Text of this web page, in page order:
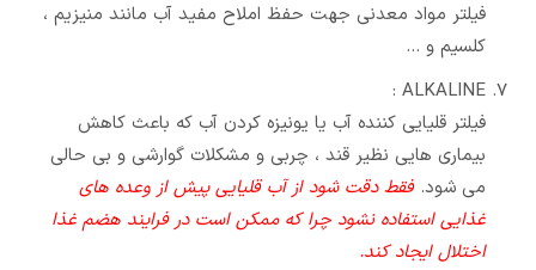
فیلتر مواد معدنی جهت حفظ املاح مفید آب مانند منیزیم ،
کلسیم و …
ALKALINE :
فیلتر قلیایی کننده آب یا یونیزه کردن آب که باعث کاهش
بیماری هایی نظیر قند ، چربی و مشکلات گوارشی و بی حالی
می شود.فقط دقت شود از آب قلیایی پیش از وعده های
غذایی استفاده نشود چرا که ممکن است در فرایند هضم غذا
اختلال ایجاد کند.